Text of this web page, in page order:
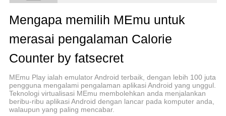
- သင့်ကယ်လိုရီနှင့် မက်ခရိုအားလုံးအတွက် အသေးစိတ်
အစီရင်ခံခြင်းနှင့် ပန်းတိုင်များ။
- မင်းရဲ့ foodsnaps နဲ့ instacalories တွေရဲ့ photodiet
တစ်ခုသိမ်းထားဖို့ ဓာတ်ပုံအယ်လ်ဘမ်။
- သင်၏တိုးတက်မှုကိုမှတ်တမ်းတင်ရန်ဂျာနယ်။
- အစားအစာအတွက်သတိပေးချက်များ၊ အလေးချိန်
သွင်းခြင်းနှင့်ဂျာနယ်များ။
- ပံ့ပိုးမှု၊ မှတ်ချက်များနှင့်နောက်လိုက်များအတွက်
သတိပေးချက်။
Mengapa memilih MEmu untuk
merasai pengalaman Calorie
Counter by fatsecret
MEmu Play ialah emulator Android terbaik, dengan lebih 100 juta
pengguna mengalami pengalaman aplikasi Android yang unggul.
Teknologi virtualisasi MEmu membolehkan anda menjalankan
beribu-ribu aplikasi Android dengan lancar pada komputer anda,
walaupun yang paling mencabar.